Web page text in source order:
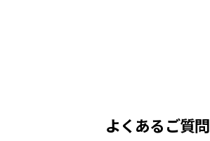
よくあるご質問